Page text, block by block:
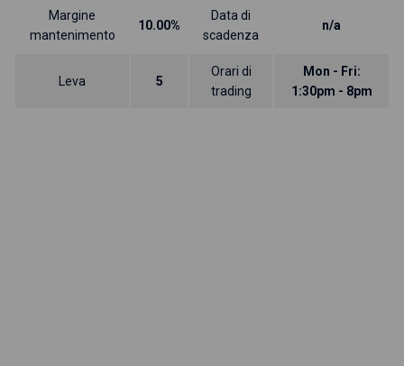
Margine
mantenimento
10.00%
Data di
scadenza
n/a
Leva 5
Orari di
trading
Mon - Fri:
1:30pm - 8pm